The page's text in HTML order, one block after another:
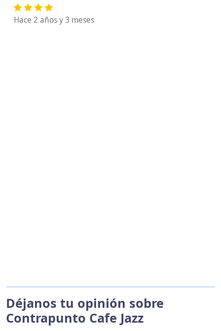
Hace 2 años y 3 meses
Déjanos tu opinión sobre
Contrapunto Cafe Jazz